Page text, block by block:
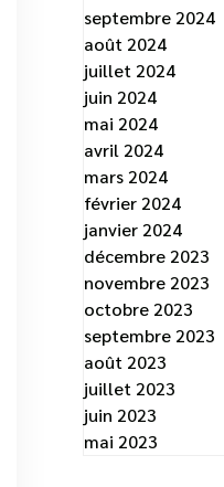
septembre 2024
août 2024
juillet 2024
juin 2024
mai 2024
avril 2024
mars 2024
février 2024
janvier 2024
décembre 2023
novembre 2023
octobre 2023
septembre 2023
août 2023
juillet 2023
juin 2023
mai 2023